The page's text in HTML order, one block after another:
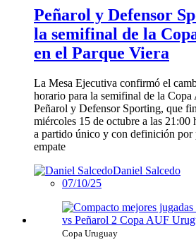
Peñarol y Defensor
la semifinal de la
en el Parque Viera
La Mesa Ejecutiva confirmó el
horario para la semifinal de la
Peñarol y Defensor Sporting, que
miércoles 15 de octubre a las 21:00
a partido único y con definición por
empate
Daniel Salcedo
07/10/25
Copa Uruguay